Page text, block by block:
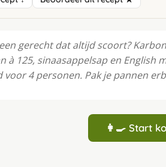
gerecht dat altijd scoort?
à 125, sinaasappelsap en English
4 personen. Pak je pannen
👩‍🍳 Start